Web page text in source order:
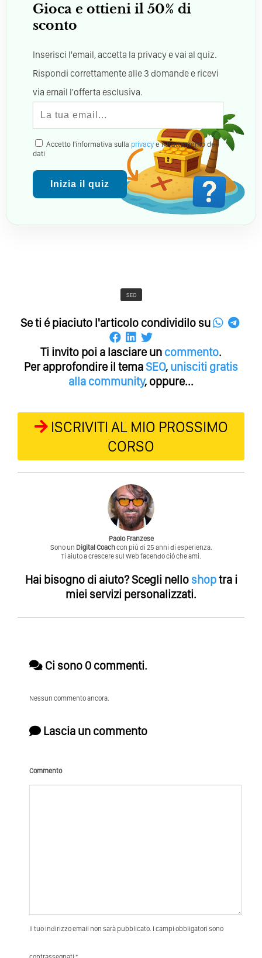
Gioca e ottieni il 50% di
sconto
Inserisci l'email, accetta la privacy e vai al quiz.
Rispondi correttamente alle 3 domande e ricevi
via email l'offerta esclusiva.
Accetto l'informativa sulla privacy e il trattamento dei
dati
Inizia il quiz
SEO
Se ti é piaciuto l'articolo condividilo su
Ti invito poi a lasciare un commento.
Per approfondire il temaSEO, unisciti gratis
alla community, oppure...
ISCRIVITI AL MIO PROSSIMO
CORSO
Paolo Franzese
Sono un Digital Coachcon piú di 25 anni di esperienza.
Ti aiuto a crescere sul Web facendo ció che ami.
Hai bisogno di aiuto?Scegli nello shoptra i
miei servizi personalizzati.
Ci sono 0 commenti.
Nessun commento ancora.
Lascia un commento
Commento
Il tuo indirizzo email non sarà pubblicato. I campi obbligatori sono